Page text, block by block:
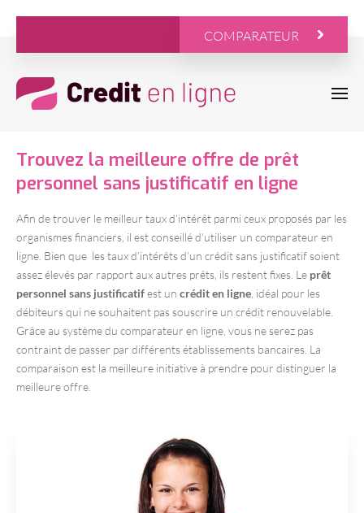
COMPARATEUR
Trouvez la meilleure offre de prêt
personnel sans justificatif en ligne
Afin de trouver le meilleur taux d’intérêt parmi ceux proposés par les
organismes financiers, il est conseillé d’utiliser un comparateur en
ligne. Bien que les taux d’intérêts d’un crédit sans justificatif soient
assez élevés par rapport aux autres prêts, ils restent fixes. Le prêt
personnel sans justificatifest un crédit en ligne , idéal pour les
débiteurs qui ne souhaitent pas souscrire un crédit renouvelable.
Grâce au système du comparateur en ligne, vous ne serez pas
contraint de passer par différents établissements bancaires. La
comparaison est la meilleure initiative à prendre pour distinguer la
meilleure offre.